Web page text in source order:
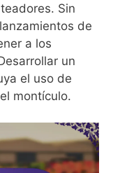
Sin
de
a los
un
el uso de
montículo.